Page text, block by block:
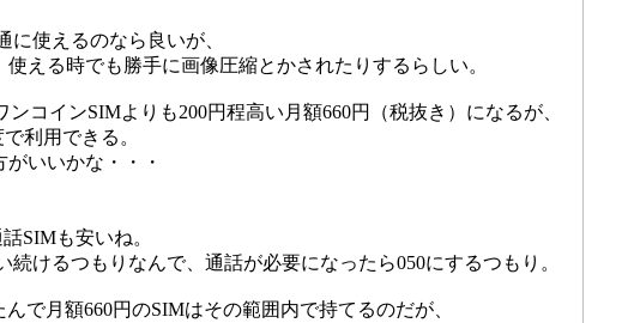
に使えるのなら良いが、
える時でも勝手に画像圧縮とかされたりするらしい。
コインSIMよりも200円程高い月額660円（税抜き）になるが、
利用できる。
いいかな・・・
SIMも安いね。
けるつもりなんで、通話が必要になったら050にするつもり。
で月額660円のSIMはその範囲内で持てるのだが、